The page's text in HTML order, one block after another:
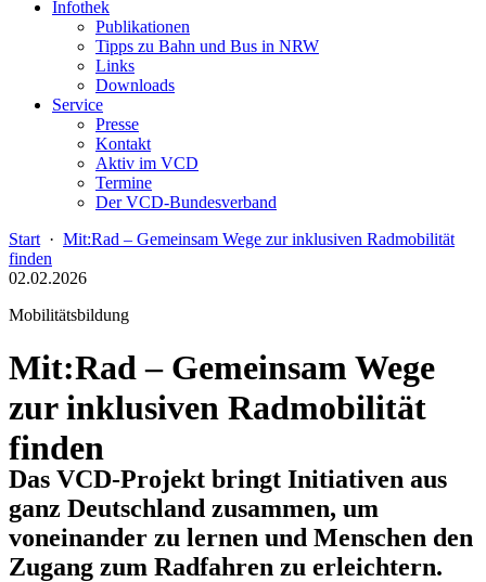
Infothek
Publikationen
Tipps zu Bahn und Bus in NRW
Links
Downloads
Service
Presse
Kontakt
Aktiv im VCD
Termine
Der VCD-Bundesverband
Start · Mit:Rad – Gemeinsam Wege zur inklusiven Radmobilität
finden
02.02.2026
Mobilitätsbildung
Mit:Rad – Gemeinsam Wege
zur inklusiven Radmobilität
finden
Das VCD-Projekt bringt Initiativen aus
ganz Deutschland zusammen, um
voneinander zu lernen und Menschen den
Zugang zum Radfahren zu erleichtern.